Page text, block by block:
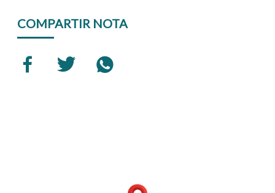
COMPARTIR NOTA